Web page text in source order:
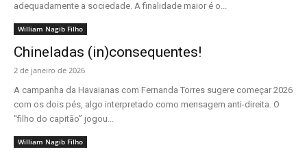
adequadamente a sociedade. A finalidade maior é o...
William Nagib Filho
Chineladas (in)consequentes!
2 de janeiro de 2026
A campanha da Havaianas com Fernanda Torres sugere começar 2026
com os dois pés, algo interpretado como mensagem anti-direita. O
“filho do capitão” jogou...
William Nagib Filho